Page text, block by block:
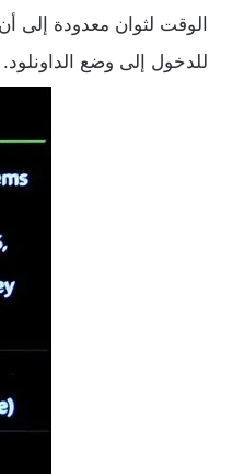
للدخول إلى وضع الداونلود.